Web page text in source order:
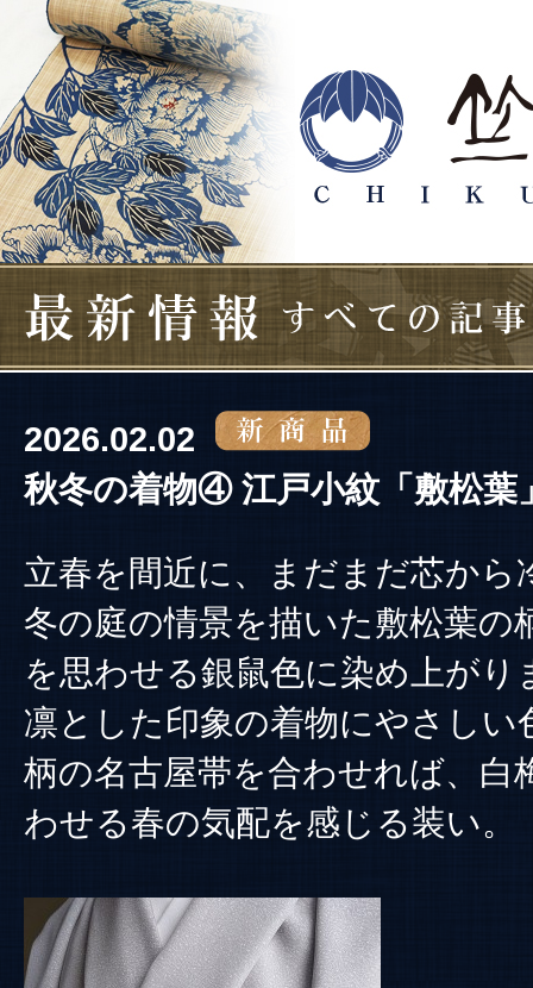
2026.02.02
秋冬の着物④ 江戸小紋「敷松葉
立春を間近に、まだまだ芯から
冬の庭の情景を描いた敷松葉の
を思わせる銀鼠色に染め上がり
凛とした印象の着物にやさしい
柄の名古屋帯を合わせれば、白
わせる春の気配を感じる装い。